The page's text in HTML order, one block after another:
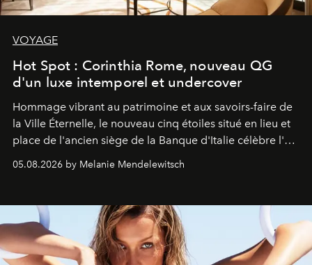
VOYAGE
Hot Spot : Corinthia Rome, nouveau QG
d'un luxe intemporel et undercover
Hommage vibrant au patrimoine et aux savoirs-faire de
la Ville Éternelle, le nouveau cinq étoiles situé en lieu et
place de l'ancien siège de la Banque d'Italie célèbre l'art
de vivre Romain dans toute son élégance intemporelle.
05.08.2026 by Melanie Mendelewitsch